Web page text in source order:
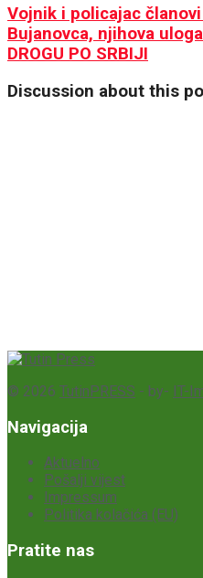
Vojnik i policajac
Bujanovca, njihova
DROGU PO SRBIJI
Discussion about this
© 2026 TutinPRESS - by- IT-
Navigacija
Aktuelno
Pošalji vijest
Impressum
Politika kolačića (EU)
Pratite nas